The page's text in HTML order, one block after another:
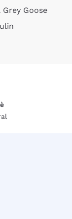
Grey Goose